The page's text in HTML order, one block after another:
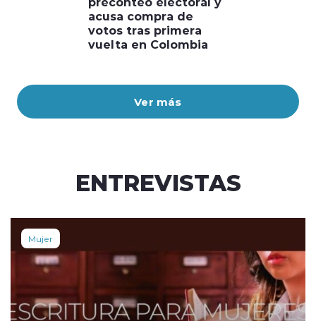
Ver más
acusa compra de
votos tras primera
vuelta en Colombia
ENTREVISTAS
Mujer